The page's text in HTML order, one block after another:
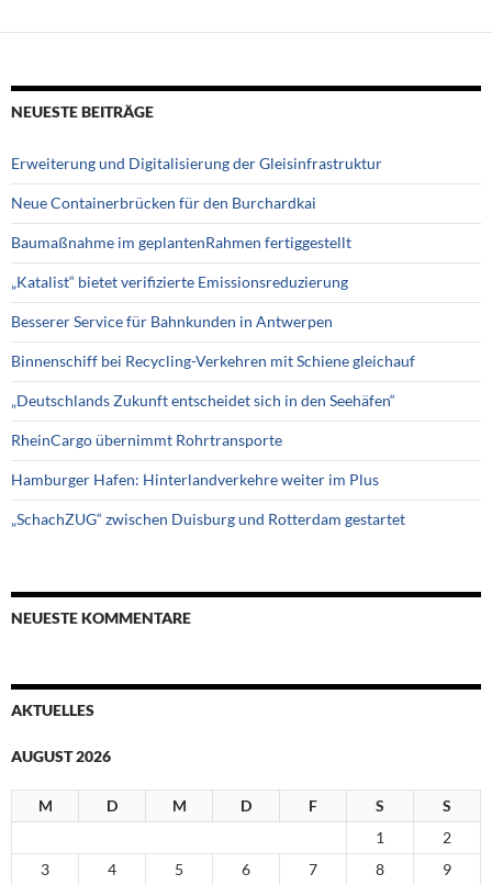
NEUESTE BEITRÄGE
Erweiterung und Digitalisierung der Gleisinfrastruktur
Neue Containerbrücken für den Burchardkai
Baumaßnahme im geplantenRahmen fertiggestellt
„Katalist“ bietet verifizierte Emissionsreduzierung
Besserer Service für Bahnkunden in Antwerpen
Binnenschiff bei Recycling-Verkehren mit Schiene gleichauf
„Deutschlands Zukunft entscheidet sich in den Seehäfen“
RheinCargo übernimmt Rohrtransporte
Hamburger Hafen: Hinterlandverkehre weiter im Plus
„SchachZUG“ zwischen Duisburg und Rotterdam gestartet
NEUESTE KOMMENTARE
AKTUELLES
AUGUST 2026
M D M D F S
S
1
2
3
4 5 6 7 8 9